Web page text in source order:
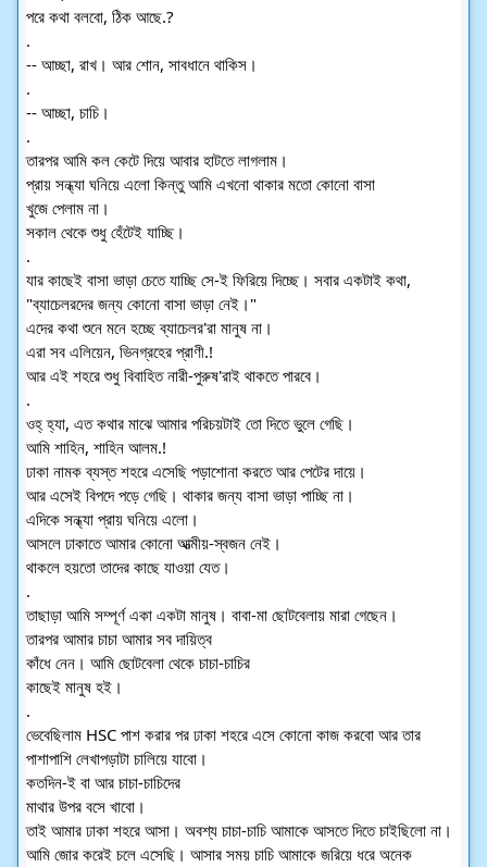
পরে কথা বলবো, ঠিক আছে.?
.
-- আচ্ছা, রাখ। আর শোন, সাবধানে থাকিস।
.
-- আচ্ছা, চাচি।
.
তারপর আমি কল কেটে দিয়ে আবার হাটতে লাগলাম।
প্রায় সন্ধ্যা ঘনিয়ে এলো কিন্তু আমি এখনো থাকার মতো কোনো বাসা
খুজে পেলাম না।
সকাল থেকে শুধু হেঁটেই যাচ্ছি।
.
যার কাছেই বাসা ভাড়া চেতে যাচ্ছি সে-ই ফিরিয়ে দিচ্ছে। সবার একটাই কথা,
"ব্যাচেলরদের জন্য কোনো বাসা ভাড়া নেই।"
এদের কথা শুনে মনে হচ্ছে ব্যাচেলর'রা মানুষ না।
এরা সব এলিয়েন, ভিনগ্রহের প্রাণী.!
আর এই শহরে শুধু বিবাহিত নারী-পুরুষ'রাই থাকতে পারবে।
.
ওহ্ হ্যা, এত কথার মাঝে আমার পরিচয়টাই তো দিতে ভুলে গেছি।
আমি শাহিন, শাহিন আলম.!
ঢাকা নামক ব্যস্ত শহরে এসেছি পড়াশোনা করতে আর পেটের দায়ে।
আর এসেই বিপদে পড়ে গেছি। থাকার জন্য বাসা ভাড়া পাচ্ছি না।
এদিকে সন্ধ্যা প্রায় ঘনিয়ে এলো।
আসলে ঢাকাতে আমার কোনো আত্মীয়-স্বজন নেই।
থাকলে হয়তো তাদের কাছে যাওয়া যেত।
.
তাছাড়া আমি সম্পূর্ণ একা একটা মানুষ। বাবা-মা ছোটবেলায় মারা গেছেন।
তারপর আমার চাচা আমার সব দায়িত্ব
কাঁধে নেন। আমি ছোটবেলা থেকে চাচা-চাচির
কাছেই মানুষ হই।
.
ভেবেছিলাম HSC পাশ করার পর ঢাকা শহরে এসে কোনো কাজ করবো আর তার
পাশাপাশি লেখাপড়াটা চালিয়ে যাবো।
কতদিন-ই বা আর চাচা-চাচিদের
মাথার উপর বসে খাবো।
তাই আমার ঢাকা শহরে আসা। অবশ্য চাচা-চাচি আমাকে আসতে দিতে চাইছিলো না।
আমি জোর করেই চলে এসেছি। আসার সময় চাচি আমাকে জরিয়ে ধরে অনেক